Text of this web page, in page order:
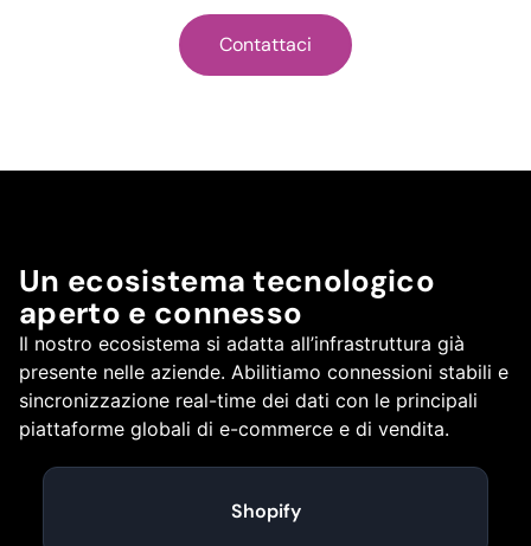
Contattaci
Un ecosistema tecnologico
aperto e connesso
Il nostro ecosistema si adatta all’infrastruttura già
presente nelle aziende. Abilitiamo connessioni stabili e
sincronizzazione real-time dei dati con le principali
piattaforme globali di e-commerce e di vendita.
Shopify